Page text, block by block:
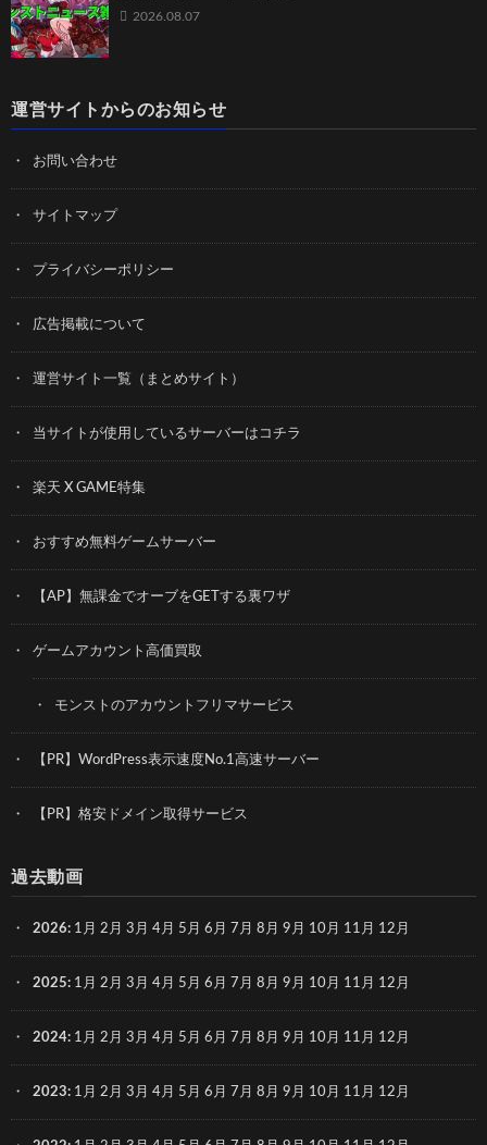
2026.08.07
運営サイトからのお知らせ
お問い合わせ
サイトマップ
プライバシーポリシー
広告掲載について
運営サイト一覧（まとめサイト）
当サイトが使用しているサーバーはコチラ
楽天 X GAME特集
おすすめ無料ゲームサーバー
【AP】無課金でオーブをGETする裏ワザ
ゲームアカウント高価買取
モンストのアカウントフリマサービス
【PR】WordPress表示速度No.1高速サーバー
【PR】格安ドメイン取得サービス
過去動画
2026: 1月 2月 3月 4月 5月 6月 7月 8月 9月 10月 11月 12月
2025: 1月 2月 3月 4月 5月 6月 7月 8月 9月 10月 11月 12月
2024: 1月 2月 3月 4月 5月 6月 7月 8月 9月 10月 11月 12月
2023: 1月 2月 3月 4月 5月 6月 7月 8月 9月 10月 11月 12月